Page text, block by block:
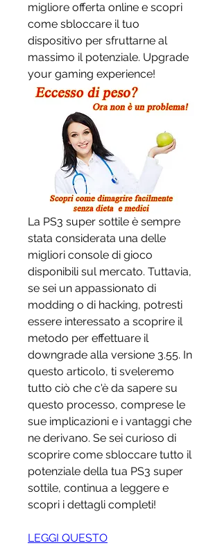
migliore offerta online e scopri
come sbloccare il tuo
dispositivo per sfruttarne al
massimo il potenziale. Upgrade
your gaming experience!
La PS3 super sottile è sempre
stata considerata una delle
migliori console di gioco
disponibili sul mercato. Tuttavia,
se sei un appassionato di
modding o di hacking, potresti
essere interessato a scoprire il
metodo per effettuare il
downgrade alla versione 3.55. In
questo articolo, ti sveleremo
tutto ciò che c'è da sapere su
questo processo, comprese le
sue implicazioni e i vantaggi che
ne derivano. Se sei curioso di
scoprire come sbloccare tutto il
potenziale della tua PS3 super
sottile, continua a leggere e
scopri i dettagli completi!
LEGGI QUESTO